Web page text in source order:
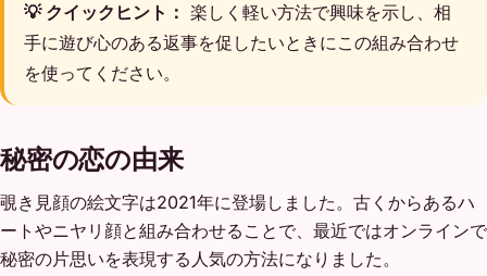
💡 クイックヒント： 楽しく軽い方法で興味を示し、相
手に遊び心のある返事を促したいときにこの組み合わせ
を使ってください。
秘密の恋の由来
覗き見顔の絵文字は2021年に登場しました。古くからあるハ
ートやニヤリ顔と組み合わせることで、最近ではオンラインで
秘密の片思いを表現する人気の方法になりました。